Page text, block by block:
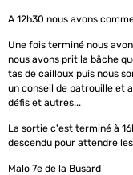
A 12h30 nous avons
Une fois terminé nous
nous avons prit la bâche
tas de cailloux puis nous
un conseil de patrouille et
défis et autres...
La sortie c'est terminé à
descendu pour attendre
Malo 7e de la Busard